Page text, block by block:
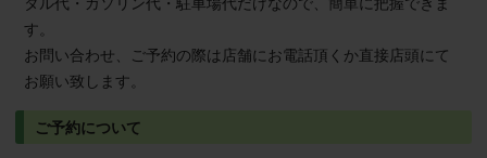
す。
お問い合わせ、ご予約の際は店舗にお電話頂くか直接店頭にて
お願い致します。
ご予約について